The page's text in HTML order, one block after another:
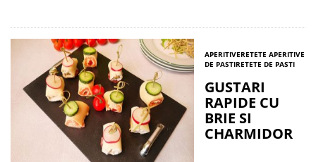
APERITIVERETETE APERITIVE
DE PASTIRETETE DE PASTI
GUSTARI
RAPIDE CU
BRIE SI
CHARMIDOR